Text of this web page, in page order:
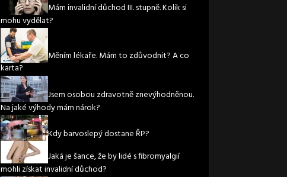
Mám invalidní důchod III. stupně. Kolik si
mohu vydělat?
Měním lékaře. Mám to zdůvodnit? A co
karta?
Jsem osobou zdravotně znevýhodněnou.
Na jaké výhody mám nárok?
Kdy barvoslepý dostane ŘP?
Jaká je šance, že by lidé s fibromyalgií
mohli získat invalidní důchod?